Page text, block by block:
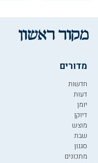
מדורים
חדשות
דעות
יומן
דיוקן
מוצש
שבת
סגנון
מתכונים